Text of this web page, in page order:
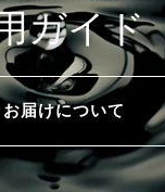
ガイド
届けについて